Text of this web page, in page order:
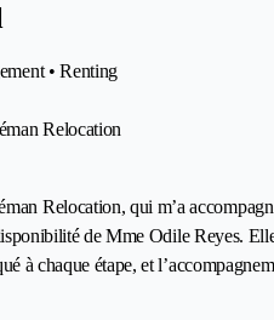
• Renting
Relocation
Relocation, qui m’a
de Mme Odile Reyes.
à chaque étape, et